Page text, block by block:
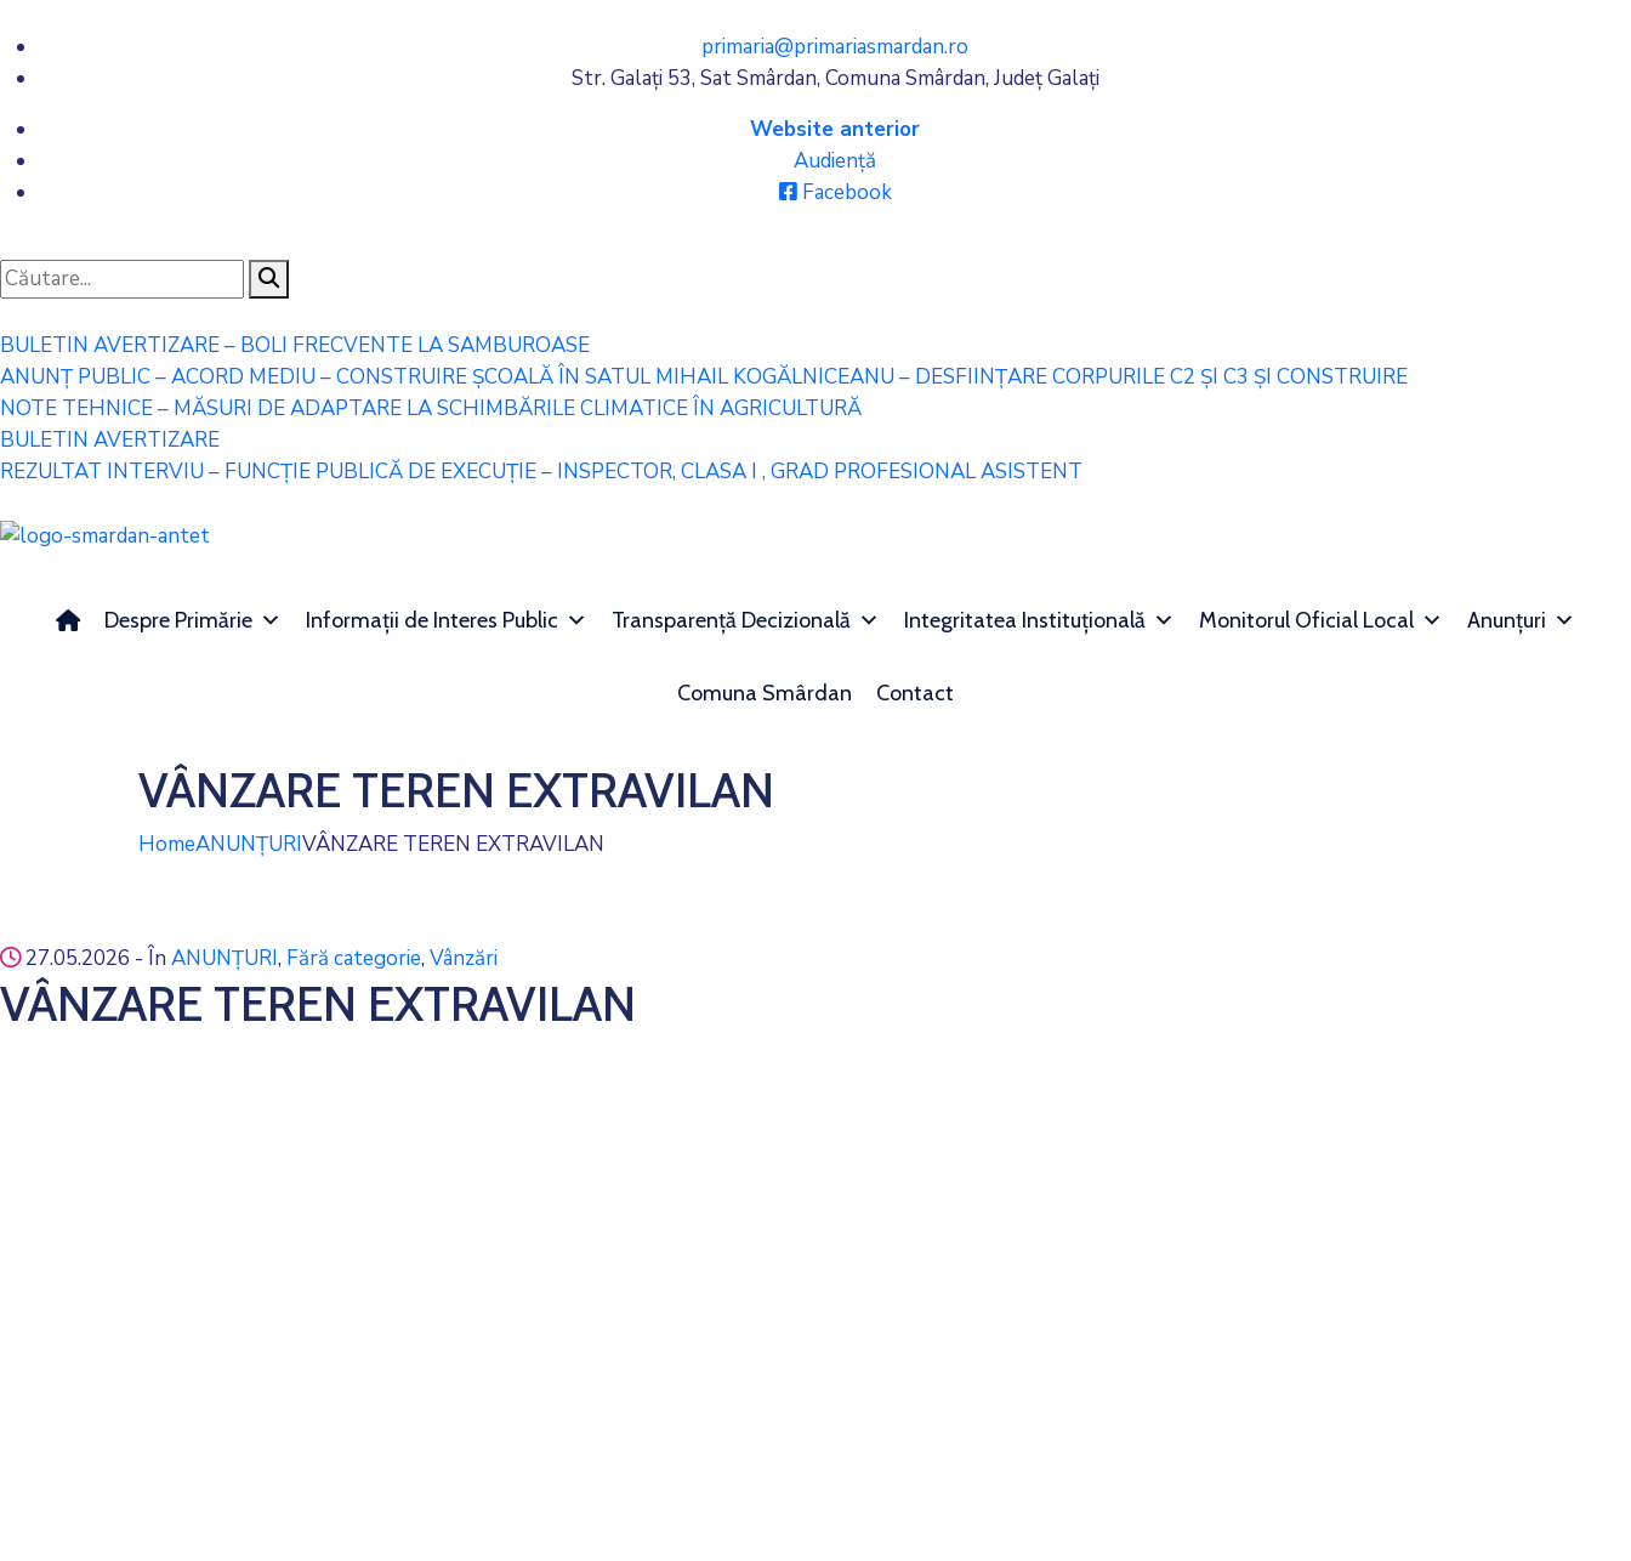
primaria@primariasmardan.ro
Str. Galați 53, Sat Smârdan, Comuna Smârdan, Județ Galați
Website anterior
Audiență
Facebook
BULETIN AVERTIZARE – BOLI FRECVENTE LA SAMBUROASE
ANUNȚ PUBLIC – ACORD MEDIU – CONSTRUIRE ȘCOALĂ ÎN SATUL MIHAIL KOGĂLNICEANU – DESFIINȚARE CORPURILE C2 ȘI C3 ȘI CONSTRUIRE
NOTE TEHNICE – MĂSURI DE ADAPTARE LA SCHIMBĂRILE CLIMATICE ÎN AGRICULTURĂ
BULETIN AVERTIZARE
REZULTAT INTERVIU – FUNCȚIE PUBLICĂ DE EXECUȚIE – INSPECTOR, CLASA I , GRAD PROFESIONAL ASISTENT
Despre Primărie Informații de Interes Public Transparență Decizională Integritatea Instituțională Monitorul Oficial Local Anunțuri
Comuna Smârdan Contact
VÂNZARE TEREN EXTRAVILAN
HomeANUNȚURIVÂNZARE TEREN EXTRAVILAN
27.05.2026 - În ANUNȚURI‚ Fără categorie‚ Vânzări
VÂNZARE TEREN EXTRAVILAN